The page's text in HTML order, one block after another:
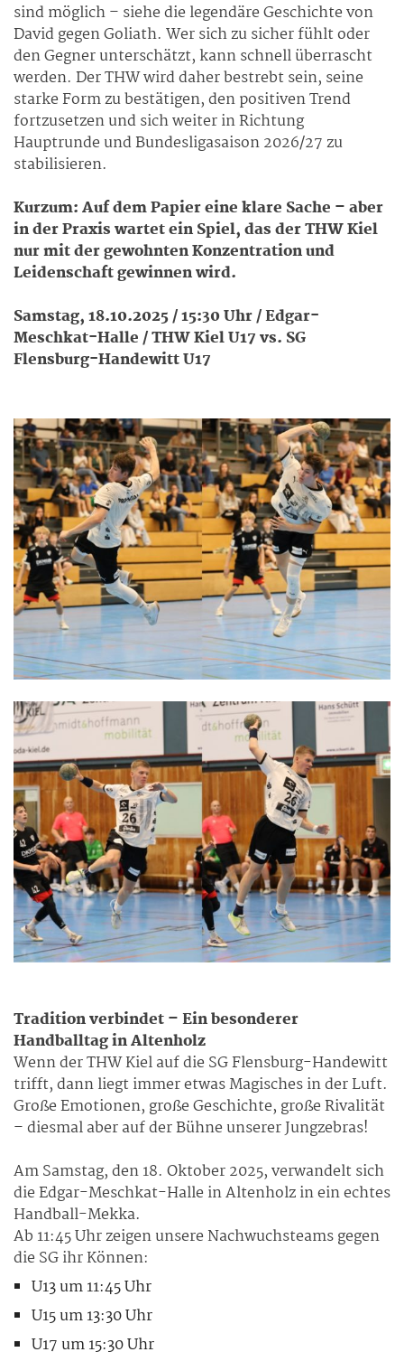
sind möglich – siehe die legendäre Geschichte von
David gegen Goliath. Wer sich zu sicher fühlt oder
den Gegner unterschätzt, kann schnell überrascht
werden. Der THW wird daher bestrebt sein, seine
starke Form zu bestätigen, den positiven Trend
fortzusetzen und sich weiter in Richtung
Hauptrunde und Bundesligasaison 2026/27 zu
stabilisieren.
Kurzum: Auf dem Papier eine klare Sache – aber
in der Praxis wartet ein Spiel, das der THW Kiel
nur mit der gewohnten Konzentration und
Leidenschaft gewinnen wird.
Samstag, 18.10.2025 / 15:30 Uhr / Edgar-
Meschkat-Halle / THW Kiel U17 vs. SG
Flensburg-Handewitt U17
Tradition verbindet – Ein besonderer
Handballtag in Altenholz
Wenn der THW Kiel auf die SG Flensburg-Handewitt
trifft, dann liegt immer etwas Magisches in der Luft.
Große Emotionen, große Geschichte, große Rivalität
– diesmal aber auf der Bühne unserer Jungzebras!
Am Samstag, den 18. Oktober 2025, verwandelt sich
die Edgar-Meschkat-Halle in Altenholz in ein echtes
Handball-Mekka.
Ab 11:45 Uhr zeigen unsere Nachwuchsteams gegen
die SG ihr Können:
U13 um 11:45 Uhr
U15 um 13:30 Uhr
U17 um 15:30 Uhr